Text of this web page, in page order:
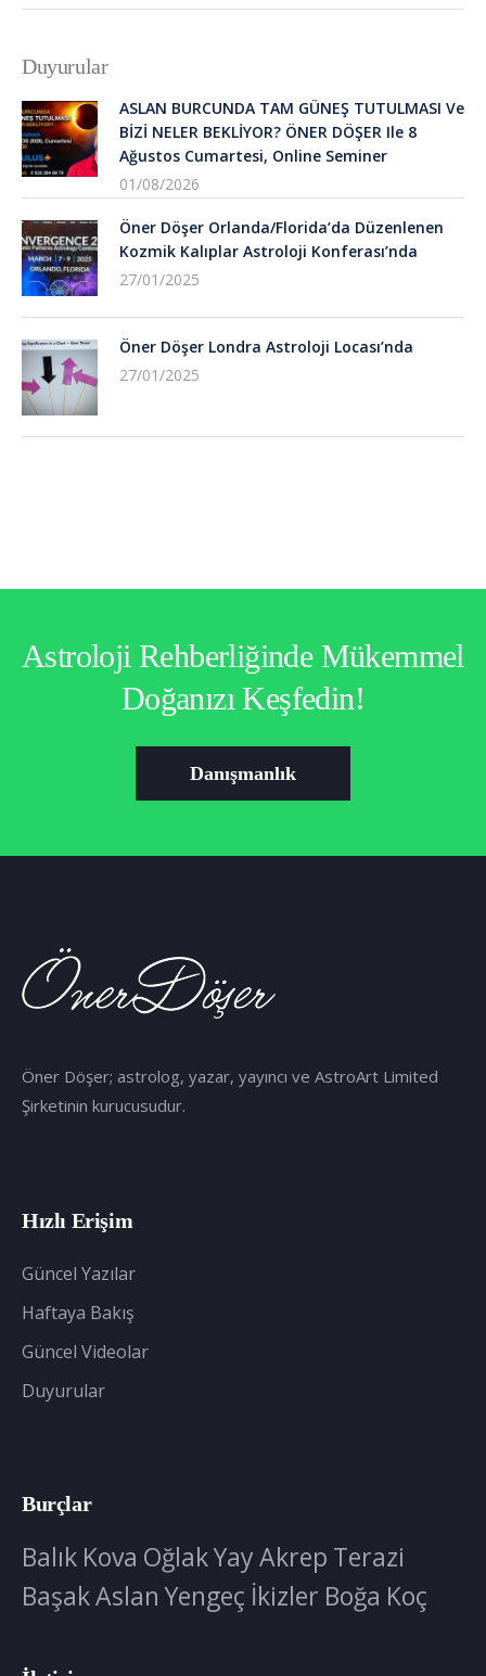
Duyurular
ASLAN BURCUNDA TAM GÜNEŞ TUTULMASI Ve
BİZİ NELER BEKLİYOR? ÖNER DÖŞER Ile 8
Ağustos Cumartesi, Online Seminer
01/08/2026
Öner Döşer Orlanda/Florida’da Düzenlenen
Kozmik Kalıplar Astroloji Konferası’nda
27/01/2025
Öner Döşer Londra Astroloji Locası’nda
27/01/2025
Astroloji Rehberliğinde Mükemmel
Doğanızı Keşfedin!
Danışmanlık
Öner Döşer; astrolog, yazar, yayıncı ve AstroArt Limited
Şirketinin kurucusudur.
Hızlı Erişim
Güncel Yazılar
Haftaya Bakış
Güncel Videolar
Duyurular
Burçlar
Balık Kova OğlakYayAkrep Terazi
BaşakAslan Yengeç İkizler Boğa Koç